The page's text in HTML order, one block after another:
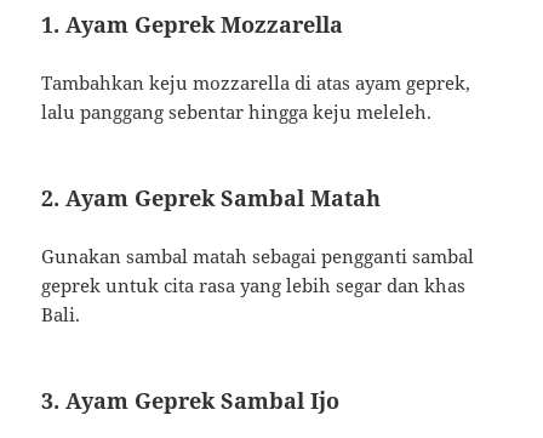
1. Ayam Geprek Mozzarella
Tambahkan keju mozzarella di atas ayam geprek,
lalu panggang sebentar hingga keju meleleh.
2. Ayam Geprek Sambal Matah
Gunakan sambal matah sebagai pengganti sambal
geprek untuk cita rasa yang lebih segar dan khas
Bali.
3. Ayam Geprek Sambal Ijo